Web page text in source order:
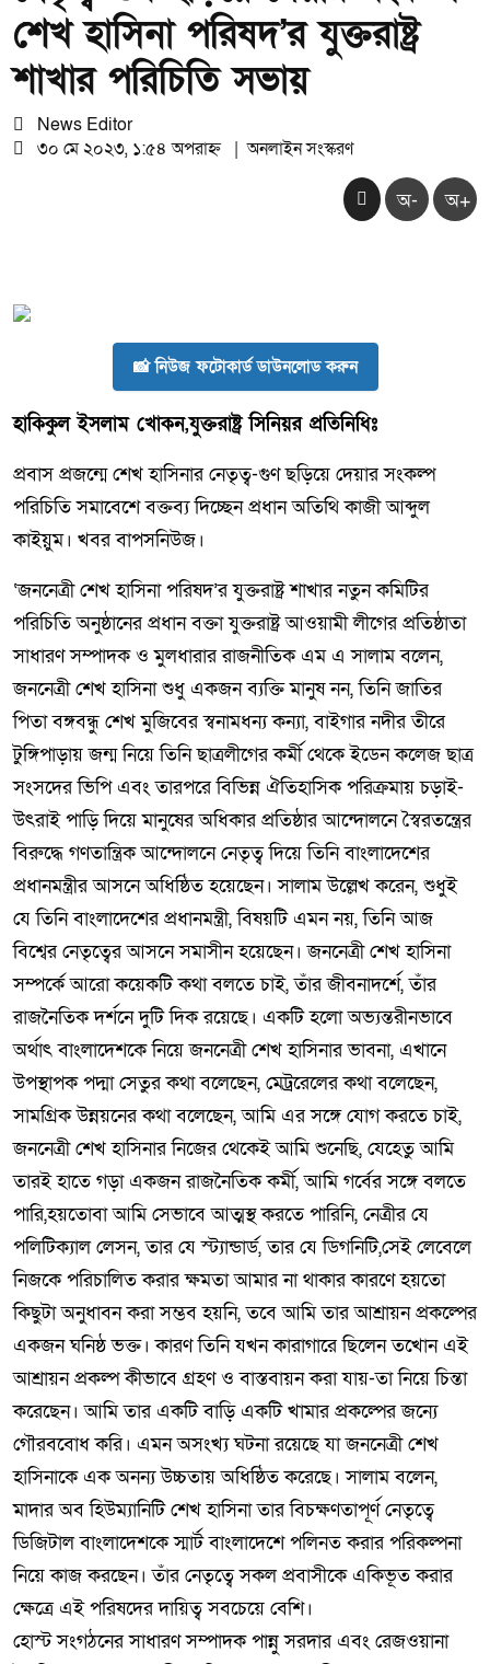
শেখ হাসিনা পরিষদ’র যুক্তরাষ্ট্র
শাখার পরিচিতি সভায়
News Editor
৩০ মে ২০২৩, ১:৫৪ অপরাহ্ন | অনলাইন সংস্করণ
অ- অ+
📸 নিউজ ফটোকার্ড ডাউনলোড করুন
হাকিকুল ইসলাম খোকন,যুক্তরাষ্ট্র সিনিয়র প্রতিনিধিঃ
প্রবাস প্রজন্মে শেখ হাসিনার নেতৃত্ব-গুণ ছড়িয়ে দেয়ার সংকল্প
পরিচিতি সমাবেশে বক্তব্য দিচ্ছেন প্রধান অতিথি কাজী আব্দুল
কাইয়ুম। খবর বাপসনিউজ।
‘জননেত্রী শেখ হাসিনা পরিষদ’র যুক্তরাষ্ট্র শাখার নতুন কমিটির
পরিচিতি অনুষ্ঠানের প্রধান বক্তা যুক্তরাষ্ট্র আওয়ামী লীগের প্রতিষ্ঠাতা
সাধারণ সম্পাদক ও মুলধারার রাজনীতিক এম এ সালাম বলেন,
জননেত্রী শেখ হাসিনা শুধু একজন ব্যক্তি মানুষ নন, তিনি জাতির
পিতা বঙ্গবন্ধু শেখ মুজিবের স্বনামধন্য কন্যা, বাইগার নদীর তীরে
টুঙ্গিপাড়ায় জন্ম নিয়ে তিনি ছাত্রলীগের কর্মী থেকে ইডেন কলেজ ছাত্র
সংসদের ভিপি এবং তারপরে বিভিন্ন ঐতিহাসিক পরিক্রমায় চড়াই-
উৎরাই পাড়ি দিয়ে মানুষের অধিকার প্রতিষ্ঠার আন্দোলনে স্বৈরতন্ত্রের
বিরুদ্ধে গণতান্ত্রিক আন্দোলনে নেতৃত্ব দিয়ে তিনি বাংলাদেশের
প্রধানমন্ত্রীর আসনে অধিষ্ঠিত হয়েছেন। সালাম উল্লেখ করেন, শুধুই
যে তিনি বাংলাদেশের প্রধানমন্ত্রী, বিষয়টি এমন নয়, তিনি আজ
বিশ্বের নেতৃত্বের আসনে সমাসীন হয়েছেন। জননেত্রী শেখ হাসিনা
সম্পর্কে আরো কয়েকটি কথা বলতে চাই, তাঁর জীবনাদর্শে, তাঁর
রাজনৈতিক দর্শনে দুটি দিক রয়েছে। একটি হলো অভ্যন্তরীনভাবে
অর্থাৎ বাংলাদেশকে নিয়ে জননেত্রী শেখ হাসিনার ভাবনা, এখানে
উপস্থাপক পদ্মা সেতুর কথা বলেছেন, মেট্ররেলের কথা বলেছেন,
সামগ্রিক উন্নয়নের কথা বলেছেন, আমি এর সঙ্গে যোগ করতে চাই,
জননেত্রী শেখ হাসিনার নিজের থেকেই আমি শুনেছি, যেহেতু আমি
তারই হাতে গড়া একজন রাজনৈতিক কর্মী, আমি গর্বের সঙ্গে বলতে
পারি,হয়তোবা আমি সেভাবে আত্মস্থ করতে পারিনি, নেত্রীর যে
পলিটিক্যাল লেসন, তার যে স্ট্যান্ডার্ড, তার যে ডিগনিটি,সেই লেবেলে
নিজকে পরিচালিত করার ক্ষমতা আমার না থাকার কারণে হয়তো
কিছুটা অনুধাবন করা সম্ভব হয়নি, তবে আমি তার আশ্রায়ন প্রকল্পের
একজন ঘনিষ্ঠ ভক্ত। কারণ তিনি যখন কারাগারে ছিলেন তখোন এই
আশ্রায়ন প্রকল্প কীভাবে গ্রহণ ও বাস্তবায়ন করা যায়-তা নিয়ে চিন্তা
করেছেন। আমি তার একটি বাড়ি একটি খামার প্রকল্পের জন্যে
গৌরববোধ করি। এমন অসংখ্য ঘটনা রয়েছে যা জননেত্রী শেখ
হাসিনাকে এক অনন্য উচ্চতায় অধিষ্ঠিত করেছে। সালাম বলেন,
মাদার অব হিউম্যানিটি শেখ হাসিনা তার বিচক্ষণতাপূর্ণ নেতৃত্বে
ডিজিটাল বাংলাদেশকে স্মার্ট বাংলাদেশে পলিনত করার পরিকল্পনা
নিয়ে কাজ করছেন। তাঁর নেতৃত্বে সকল প্রবাসীকে একিভূত করার
ক্ষেত্রে এই পরিষদের দায়িত্ব সবচেয়ে বেশি।
হোস্ট সংগঠনের সাধারণ সম্পাদক পান্নু সরদার এবং রেজওয়ানা